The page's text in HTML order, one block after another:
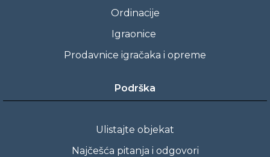
Ordinacije
Igraonice
Prodavnice igračaka i opreme
Podrška
Ulistajte objekat
Najčešća pitanja i odgovori